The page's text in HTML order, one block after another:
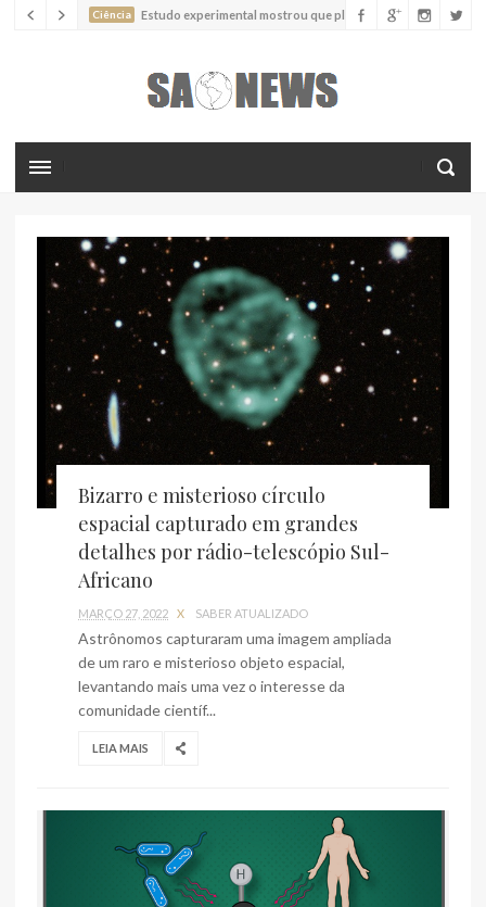
Ciência Estudo experimental mostrou que plantas podem
Estudo descreve uma espécie extinta de polvo que pode
ter alcançado até 19 metros de comprimento
crescimento de cânceres no coração de mamíferos, aponta estudo
Ciência Estudo reportou o que parece ser a primeira "formiga
Ciência Nova espécie descrita de aranha usa uma sofisticada
armadilha de teia para capturar formigas
Bizarro e misterioso círculo
espacial capturado em grandes
detalhes por rádio-telescópio Sul-
Africano
MARÇO 27, 2022 X SABER ATUALIZADO
Astrônomos capturaram uma imagem ampliada
de um raro e misterioso objeto espacial,
levantando mais uma vez o interesse da
comunidade científ...
LEIA MAIS